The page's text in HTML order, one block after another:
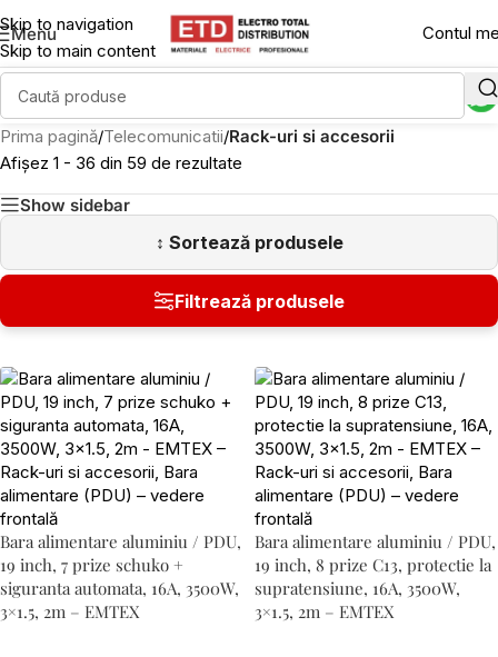
Skip to navigation
Skip to main content
Menu Contul
Prima pagină/Telecomunicatii/Rack-uri si accesorii
Afișez 1 - 36 din 59 de rezultate
Show sidebar
Bara alimentare aluminiu / PDU,
19 inch, 7 prize schuko +
siguranta automata, 16A, 3500W,
3×1.5, 2m – EMTEX
Bara alimentare aluminiu / PDU,
19 inch, 8 prize C13, protectie la
supratensiune, 16A, 3500W,
3×1.5, 2m – EMTEX